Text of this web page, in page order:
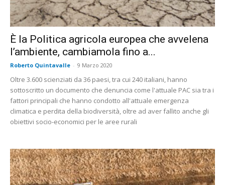
È la Politica agricola europea che avvelena
l’ambiente, cambiamola fino a...
Roberto Quintavalle - 9 Marzo 2020
Oltre 3.600 scienziati da 36 paesi, tra cui 240 italiani, hanno
sottoscritto un documento che denuncia come l'attuale PAC sia tra i
fattori principali che hanno condotto all'attuale emergenza
climatica e perdita della biodiversità, oltre ad aver fallito anche gli
obiettivi socio-economici per le aree rurali